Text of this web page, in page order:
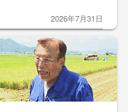
2026年7月31日